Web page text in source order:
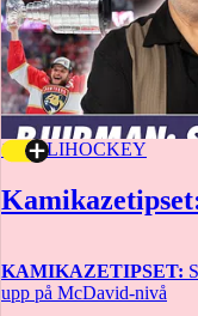
17 JULIHOCKEY
KAMIKAZETIPSET:
upp på McDavid-nivå